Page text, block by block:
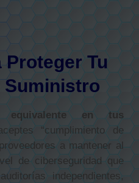
Proteger Tu
Suministro
equivalente en tus
“cumplimiento de
a mantener al
de ciberseguridad que
independientes,